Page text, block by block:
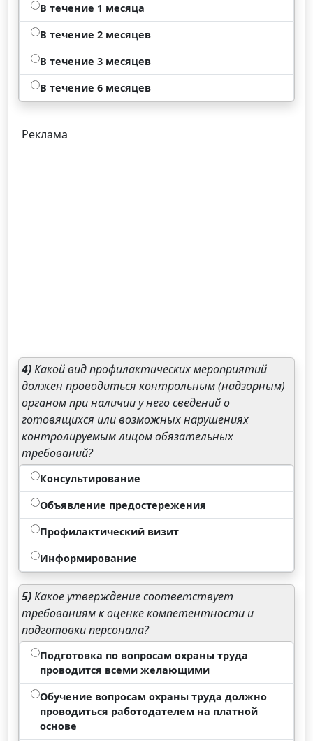
В течение 1 месяца
В течение 2 месяцев
В течение 3 месяцев
В течение 6 месяцев
Реклама
4)Какой вид профилактических мероприятий
должен проводиться контрольным (надзорным)
органом при наличии у него сведений о
готовящихся или возможных нарушениях
контролируемым лицом обязательных
требований?
Консультирование
Объявление предостережения
Профилактический визит
Информирование
5)Какое утверждение соответствует
требованиям к оценке компетентности и
подготовки персонала?
Подготовка по вопросам охраны труда
проводится всеми желающими
Обучение вопросам охраны труда должно
проводиться работодателем на платной
основе